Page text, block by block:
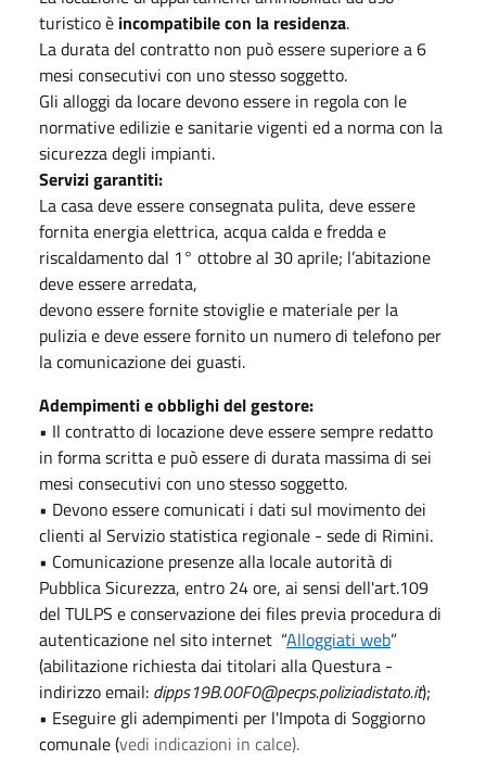
turistico è incompatibile con la residenza.
La durata del contratto non può essere superiore a 6
mesi consecutivi con uno stesso soggetto.
Gli alloggi da locare devono essere in regola con le
normative edilizie e sanitarie vigenti ed a norma con la
sicurezza degli impianti.
Servizi garantiti:
La casa deve essere consegnata pulita, deve essere
fornita energia elettrica, acqua calda e fredda e
riscaldamento dal 1° ottobre al 30 aprile; l’abitazione
deve essere arredata,
devono essere fornite stoviglie e materiale per la
pulizia e deve essere fornito un numero di telefono per
la comunicazione dei guasti.
Adempimenti e obblighi del gestore:
• Il contratto di locazione deve essere sempre redatto
in forma scritta e può essere di durata massima di sei
mesi consecutivi con uno stesso soggetto.
• Devono essere comunicati i dati sul movimento dei
clienti al Servizio statistica regionale - sede di Rimini.
• Comunicazione presenze alla locale autorità di
Pubblica Sicurezza, entro 24 ore, ai sensi dell'art.109
del TULPS e conservazione dei files previa procedura di
autenticazione nel sito internet “Alloggiati web”
(abilitazione richiesta dai titolari alla Questura -
indirizzo email: dipps19B.00F0@pecps.poliziadistato.it);
• Eseguire gli adempimenti per l'Impota di Soggiorno
comunale (vedi indicazioni in calce).